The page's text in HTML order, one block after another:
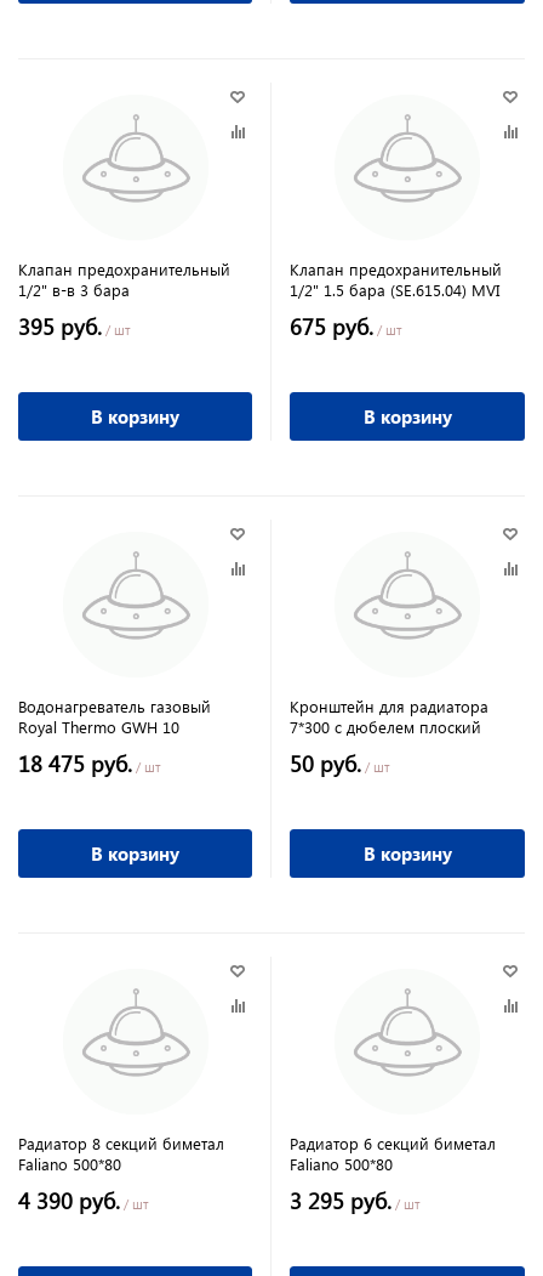
Клапан предохранительный
1/2" в-в 3 бара
395 руб. / шт
В корзину
Клапан предохранительный
1/2" 1.5 бара (SE.615.04) MVI
675 руб. / шт
В корзину
Водонагреватель газовый
Royal Thermo GWH 10
18 475 руб. / шт
В корзину
Кронштейн для радиатора
7*300 с дюбелем плоский
50 руб. / шт
В корзину
Радиатор 8 секций биметал
Faliano 500*80
4 390 руб. / шт
Радиатор 6 секций биметал
Faliano 500*80
3 295 руб. / шт